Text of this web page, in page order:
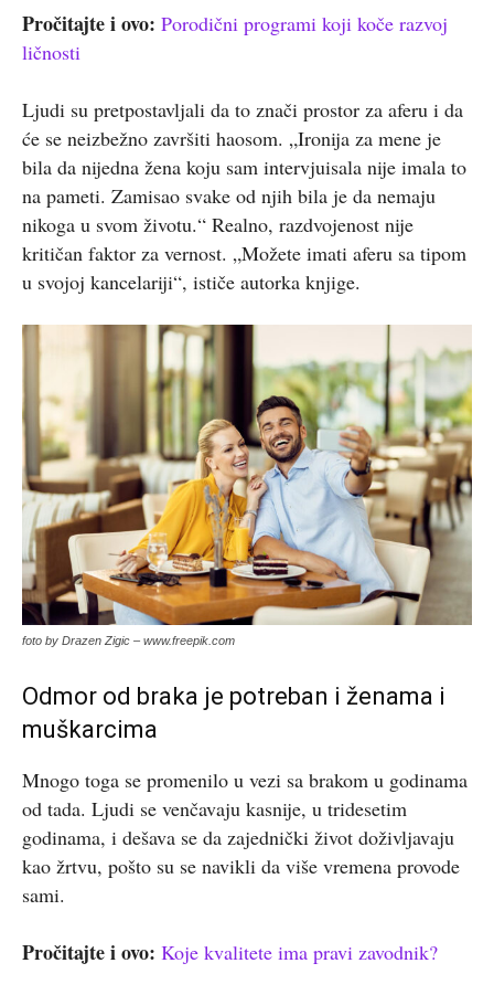
Pročitajte i ovo: Porodični programi koji koče razvoj
ličnosti
Ljudi su pretpostavljali da to znači prostor za aferu i da
će se neizbežno završiti haosom. „Ironija za mene je
bila da nijedna žena koju sam intervjuisala nije imala to
na pameti. Zamisao svake od njih bila je da nemaju
nikoga u svom životu.“ Realno, razdvojenost nije
kritičan faktor za vernost. „Možete imati aferu sa tipom
u svojoj kancelariji“, ističe autorka knjige.
foto by Drazen Zigic – www.freepik.com
Odmor od braka je potreban i ženama i
muškarcima
Mnogo toga se promenilo u vezi sa brakom u godinama
od tada. Ljudi se venčavaju kasnije, u tridesetim
godinama, i dešava se da zajednički život doživljavaju
kao žrtvu, pošto su se navikli da više vremena provode
sami.
Pročitajte i ovo: Koje kvalitete ima pravi zavodnik?